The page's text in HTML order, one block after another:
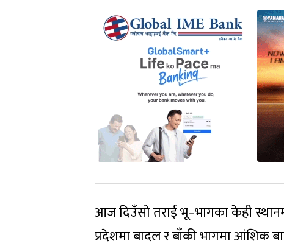
आज दिउँसो तराई भू–भागका केही
प्रदेशमा बादल र बाँकी भागमा आंशिक